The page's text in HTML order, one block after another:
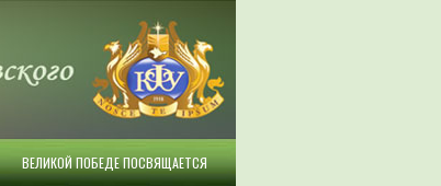
ВЕЛИКОЙ ПОБЕДЕ ПОСВЯЩАЕТСЯ